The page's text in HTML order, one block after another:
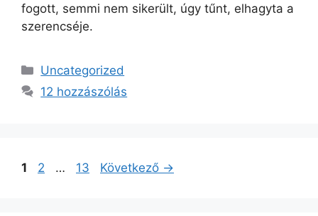
fogott, semmi nem sikerült, úgy tűnt, elhagyta a
szerencséje.
Kategória
Uncategorized
12 hozzászólás
Oldal
1 Oldal
2 … Oldal
13 Következő →